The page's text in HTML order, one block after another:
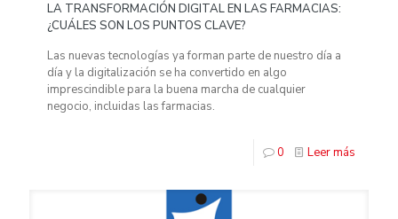
LA TRANSFORMACIÓN DIGITAL EN LAS FARMACIAS:
¿CUÁLES SON LOS PUNTOS CLAVE?
Las nuevas tecnologías ya forman parte de nuestro día a
día y la digitalización se ha convertido en algo
imprescindible para la buena marcha de cualquier
negocio, incluidas las farmacias.
0 Leer más